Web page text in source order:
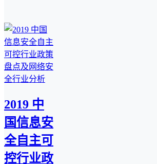
2019 中
国信息安
全自主可
控行业政